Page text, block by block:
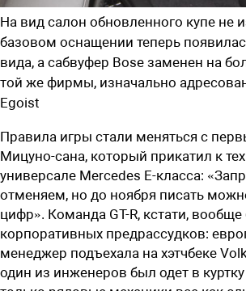
На вид салон обновленного купе не
базовом оснащении теперь
вида, а сабвуфер Bose заменен на
той же фирмы, изначально
Egoist
Правила игры стали меняться с
Мицуно-сана, который прикатил к
универсале Mercedes E-класса:
отменяем, но до ноября писать
цифр». Команда GT-R, кстати,
корпоративных предрассудков:
менеджер подъехала на хэтчбеке
один из инженеров был одет в